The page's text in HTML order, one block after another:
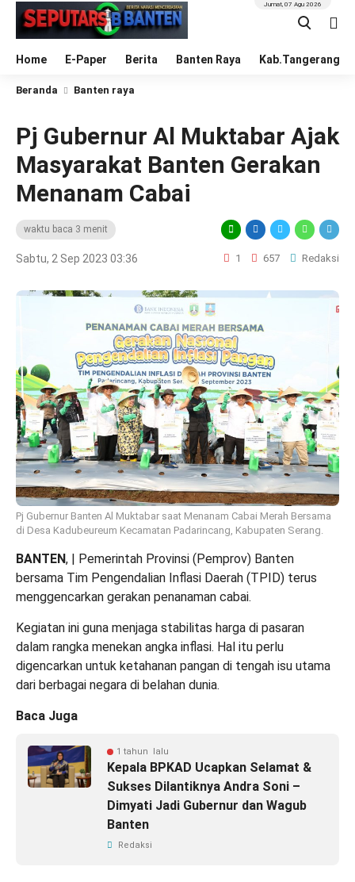
Home E-Paper Berita Banten Raya Kab.Tangerang
Jumat, 07 Agu 2026
Beranda Banten raya
Pj Gubernur Al Muktabar Ajak
Masyarakat Banten Gerakan
Menanam Cabai
waktu baca 3 menit
Sabtu, 2 Sep 2023 03:36 1 657 Redaksi
Pj Gubernur Banten Al Muktabar saat Menanam Cabai Merah Bersama
di Desa Kadubeureum Kecamatan Padarincang, Kabupaten Serang.
BANTEN, | Pemerintah Provinsi (Pemprov) Banten
bersama Tim Pengendalian Inflasi Daerah (TPID) terus
menggencarkan gerakan penanaman cabai.
Kegiatan ini guna menjaga stabilitas harga di pasaran
dalam rangka menekan angka inflasi. Hal itu perlu
digencarkan untuk ketahanan pangan di tengah isu utama
dari berbagai negara di belahan dunia.
Baca Juga
1 tahun lalu
Kepala BPKAD Ucapkan Selamat &
Sukses Dilantiknya Andra Soni –
Dimyati Jadi Gubernur dan Wagub
Banten
Redaksi